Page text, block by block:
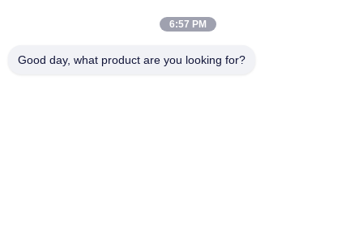
6:57 PM
Good day, what product are you looking for?